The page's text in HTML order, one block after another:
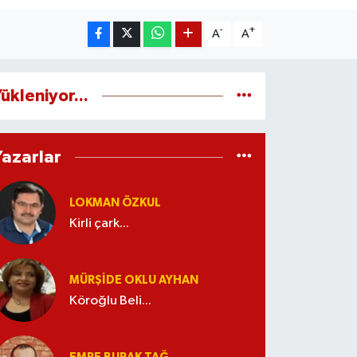
A- A+
LOKMAN ÖZKUL
Kirli çark...
MÜRŞIDE OKLU AYHAN
Köroğlu Beli...